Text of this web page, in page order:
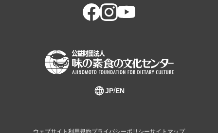
JP EN
ウェブサイト利用規約プライバシーポリシーサイトマップ